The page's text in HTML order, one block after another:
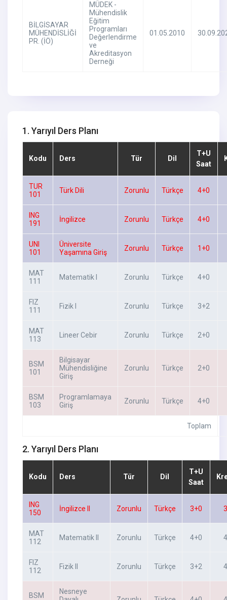
BİLGİSAYAR
MÜHENDİSLİĞİ
PR. (İÖ)
MÜDEK -
Mühendislik
Eğitim
Programları
Değerlendirme
ve
Akreditasyon
Derneği
01.05.2010
1. Yarıyıl Ders Planı
Kodu Ders Tür Dil
T+U
Saat
TUR
101
Türk Dili Zorunlu Türkçe 4+0
ING
191
İngilizce Zorunlu Türkçe 4+0
UNI
101
Üniversite
Yaşamına Giriş
Zorunlu Türkçe 1+0
MAT
111
Matematik I Zorunlu Türkçe 4+0
FIZ
111
Fizik I Zorunlu Türkçe 3+2
MAT
113
Lineer Cebir Zorunlu Türkçe 2+0
BSM
101
Bilgisayar
Mühendisliğine
Giriş
Zorunlu Türkçe 2+0
BSM
103
Programlamaya
Giriş
Zorunlu Türkçe 4+0
Toplam
2. Yarıyıl Ders Planı
Kodu Ders Tür Dil
T+U
Saat
ING
150
İngilizce II Zorunlu Türkçe 3+0 3
MAT
112
Matematik II Zorunlu Türkçe 4+0 4
FIZ
112
Fizik II Zorunlu Türkçe 3+2 4
BSM
Nesneye